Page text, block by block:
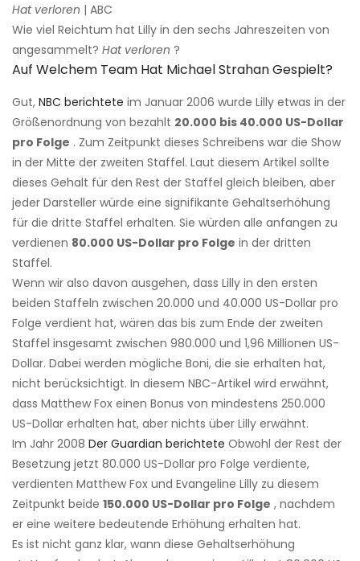
Hat verloren | ABC
Wie viel Reichtum hat Lilly in den sechs Jahreszeiten von
angesammelt? Hat verloren ?
Auf Welchem ​​Team Hat Michael Strahan Gespielt?
Gut, NBC berichtete im Januar 2006 wurde Lilly etwas in der
Größenordnung von bezahlt 20.000 bis 40.000 US-Dollar
pro Folge . Zum Zeitpunkt dieses Schreibens war die Show
in der Mitte der zweiten Staffel. Laut diesem Artikel sollte
dieses Gehalt für den Rest der Staffel gleich bleiben, aber
jeder Darsteller würde eine signifikante Gehaltserhöhung
für die dritte Staffel erhalten. Sie würden alle anfangen zu
verdienen 80.000 US-Dollar pro Folge in der dritten
Staffel.
Wenn wir also davon ausgehen, dass Lilly in den ersten
beiden Staffeln zwischen 20.000 und 40.000 US-Dollar pro
Folge verdient hat, wären das bis zum Ende der zweiten
Staffel insgesamt zwischen 980.000 und 1,96 Millionen US-
Dollar. Dabei werden mögliche Boni, die sie erhalten hat,
nicht berücksichtigt. In diesem NBC-Artikel wird erwähnt,
dass Matthew Fox einen Bonus von mindestens 250.000
US-Dollar erhalten hat, aber nichts über Lilly erwähnt.
Im Jahr 2008 Der Guardian berichtete Obwohl der Rest der
Besetzung jetzt 80.000 US-Dollar pro Folge verdiente,
verdienten Matthew Fox und Evangeline Lilly zu diesem
Zeitpunkt beide 150.000 US-Dollar pro Folge , nachdem
er eine weitere bedeutende Erhöhung erhalten hat.
Es ist nicht ganz klar, wann diese Gehaltserhöhung